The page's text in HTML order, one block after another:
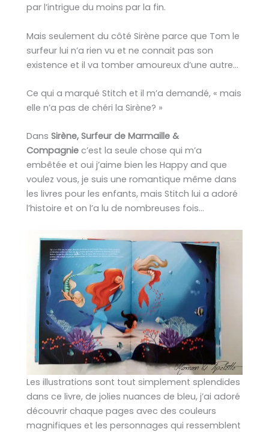
par l’intrigue du moins par la fin.
Mais seulement du côté Sirène parce que Tom le
surfeur lui n’a rien vu et ne connait pas son
existence et il va tomber amoureux d’une autre…
Ce qui a marqué Stitch et il m’a demandé, « mais
elle n’a pas de chéri la Sirène? »
Dans Sirène, Surfeur de Marmaille &
Compagnie c’est la seule chose qui m’a
embêtée et oui j’aime bien les Happy and que
voulez vous, je suis une romantique même dans
les livres pour les enfants, mais Stitch lui a adoré
l’histoire et on l’a lu de nombreuses fois…
Les illustrations sont tout simplement splendides
dans ce livre, de jolies nuances de bleu, j’ai adoré
découvrir chaque pages avec des couleurs
magnifiques et les personnages qui ressemblent